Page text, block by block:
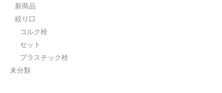
新商品
絞り口
コルク栓
セット
プラスチック栓
未分類